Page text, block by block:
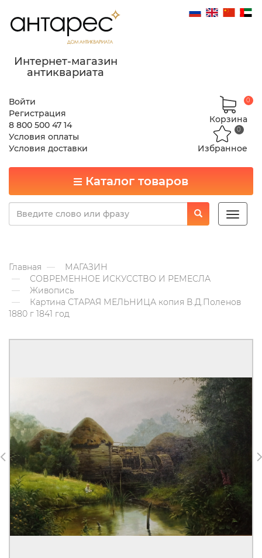
Интернет-магазин
антиквариата
Войти
Регистрация
8 800 500 47 14
Условия оплаты
Условия доставки
Корзина
0
Избранное
0
Каталог товаров
Toggle
Главная
МАГАЗИН
СОВРЕМЕННОЕ ИСКУССТВО И РЕМЕСЛА
Живопись
Картина СТАРАЯ МЕЛЬНИЦА копия В.Д.Поленов
1880 г 1841 год